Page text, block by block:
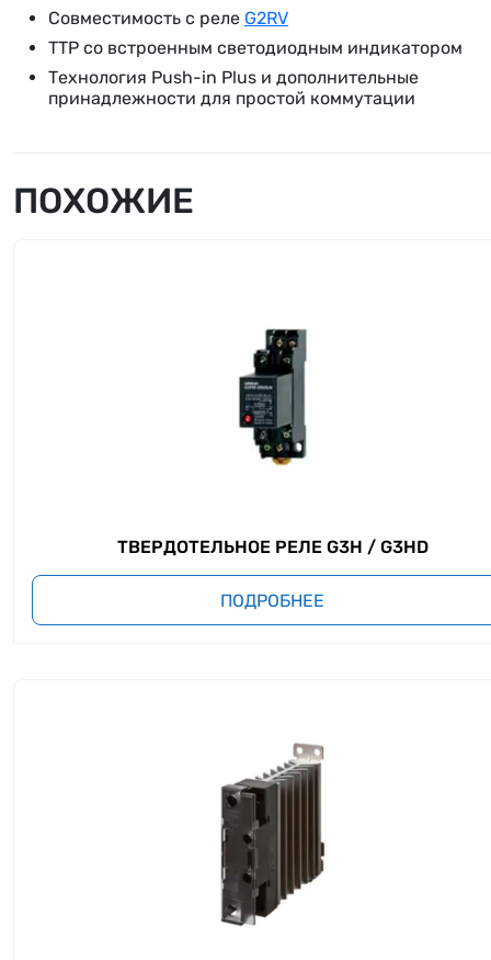
Совместимость с реле G2RV
ТТР со встроенным светодиодным индикатором
Технология Push-in Plus и дополнительные
принадлежности для простой коммутации
ПОХОЖИЕ
ТВЕРДОТЕЛЬНОЕ РЕЛЕ G3H / G3HD
ПОДРОБНЕЕ